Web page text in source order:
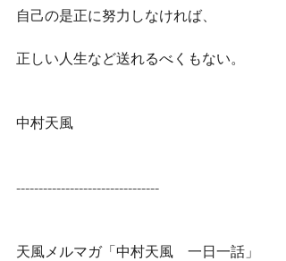
自己の是正に努力しなければ、
正しい人生など送れるべくもない。
中村天風
--------------------------------
天風メルマガ「中村天風　一日一話」